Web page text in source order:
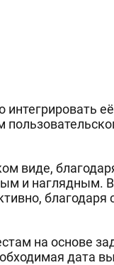
виде,
и наглядным.
благодаря
на основе
дата